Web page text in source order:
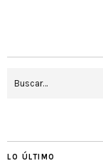
LO ÚLTIMO